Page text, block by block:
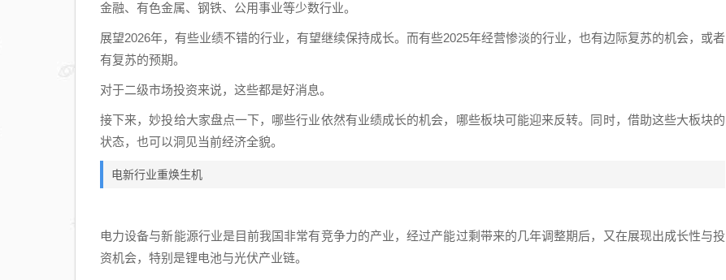
金融、有色金属、钢铁、公用事业等少数行业。
展望2026年，有些业绩不错的行业，有望继续保持成长。而有些2025年经营惨淡的行业，也有边际复苏的机会，或者
有复苏的预期。
对于二级市场投资来说，这些都是好消息。
接下来，妙投给大家盘点一下，哪些行业依然有业绩成长的机会，哪些板块可能迎来反转。同时，借助这些大板块的
状态，也可以洞见当前经济全貌。
电新行业重焕生机
电力设备与新能源行业是目前我国非常有竞争力的产业，经过产能过剩带来的几年调整期后，又在展现出成长性与投
资机会，特别是锂电池与光伏产业链。